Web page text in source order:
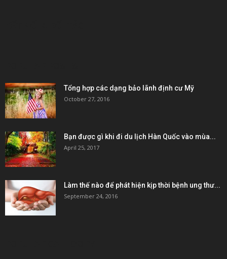
Tổng hợp các dạng bảo lãnh định cư Mỹ
October 27, 2016
Bạn được gì khi đi du lịch Hàn Quốc vào mùa...
April 25, 2017
Làm thế nào để phát hiện kịp thời bệnh ung thư...
September 24, 2016